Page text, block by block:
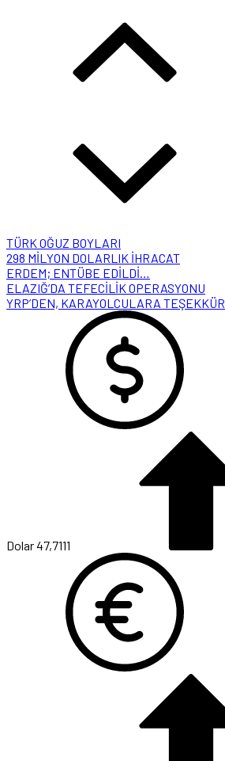
TÜRK OĞUZ BOYLARI
298 MİLYON DOLARLIK İHRACAT
ERDEM; ENTÜBE EDİLDİ…
ELAZIĞ’DA TEFECİLİK OPERASYONU
YRP’DEN, KARAYOLCULARA TEŞEKKÜR
Dolar47,7111